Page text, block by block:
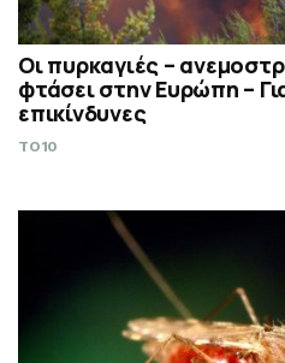
Οι πυρκαγιές –
φτάσει στην Ευρώπη –
επικίνδυνες
TO10